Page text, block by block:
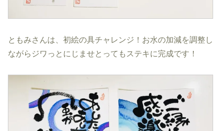
ともみさんは、初絵の具チャレンジ！お水の加減を調整し
ながらジワっとにじませとってもステキに完成です！